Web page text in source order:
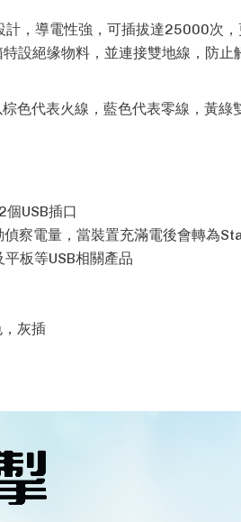
，導電性強，可插拔達25000次
設絕缘物料，並連接雙地線，防止
色代表火線，藍色代表零線，黃
USB插口
察電量，當裝置充滿電後會轉為
板等USB相關產品
灰插